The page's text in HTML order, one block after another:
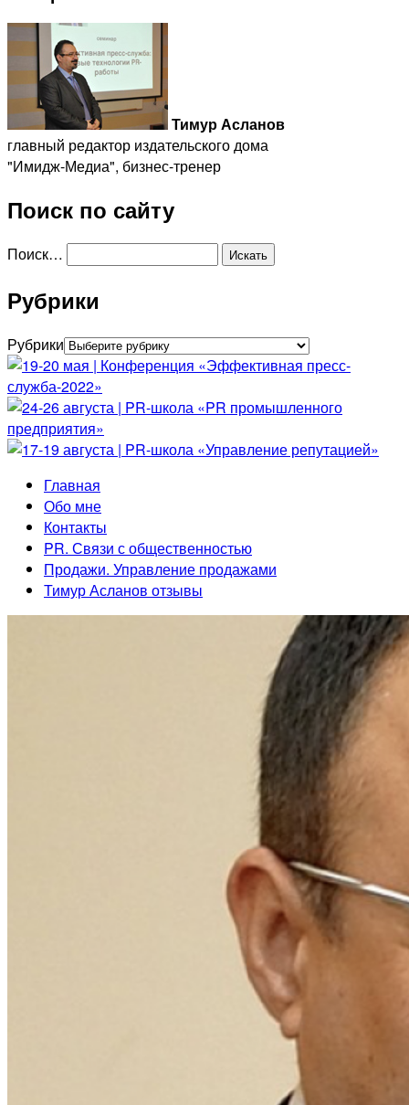
Тимур Асланов
главный редактор издательского дома
"Имидж-Медиа", бизнес-тренер
Поиск по сайту
Поиск…
Рубрики
Рубрики
Главная
Обо мне
Контакты
PR. Связи с общественностью
Продажи. Управление продажами
Тимур Асланов отзывы